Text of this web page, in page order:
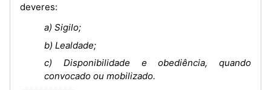
deveres:
a) Sigilo;
b) Lealdade;
c) Disponibilidade e obediência, quando
convocado ou mobilizado.